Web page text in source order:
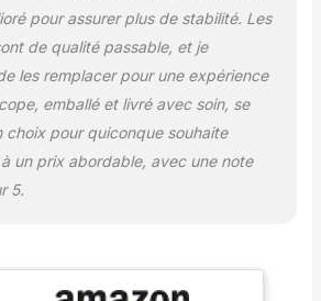
pour assurer plus de stabilité. Les
de qualité passable, et je
les remplacer pour une expérience
emballé et livré avec soin, se
choix pour quiconque souhaite
un prix abordable, avec une note
5.